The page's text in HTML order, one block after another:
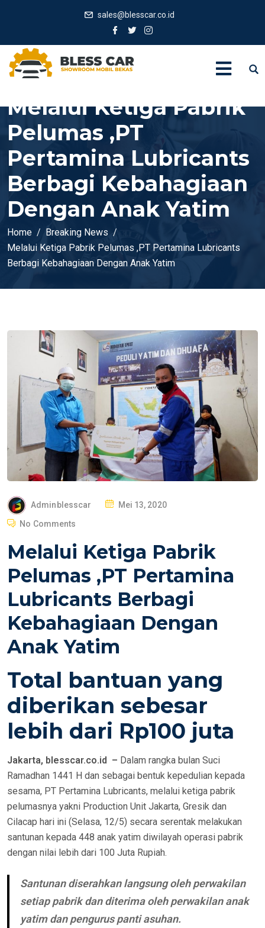
sales@blesscar.co.id
Melalui Ketiga Pabrik
Pelumas ,PT
Pertamina Lubricants
Berbagi Kebahagiaan
Dengan Anak Yatim
Home
Breaking News
Melalui Ketiga Pabrik Pelumas ,PT Pertamina Lubricants
Berbagi Kebahagiaan Dengan Anak Yatim
Adminblesscar
P
T
O
Mei 13, 2020
No Comments
Melalui Ketiga Pabrik
Pelumas ,PT Pertamina
Lubricants Berbagi
Kebahagiaan Dengan
Anak Yatim
Total bantuan yang
diberikan sebesar
lebih dari Rp100 juta
Jakarta, blesscar.co.id – Dalam rangka bulan Suci
Ramadhan 1441 H dan sebagai bentuk kepedulian kepada
sesama, PT Pertamina Lubricants, melalui ketiga pabrik
pelumasnya yakni Production Unit Jakarta, Gresik dan
Cilacap hari ini (Selasa, 12/5) secara serentak melakukan
santunan kepada 448 anak yatim diwilayah operasi pabrik
dengan nilai lebih dari 100 Juta Rupiah.
Santunan diserahkan langsung oleh perwakilan
setiap pabrik dan diterima oleh perwakilan anak
yatim dan pengurus panti asuhan.